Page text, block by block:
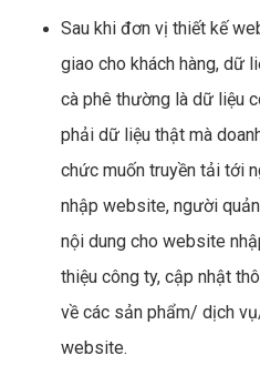
Sau khi đơn vị thiết kế
giao cho khách hàng, dữ
cà phê thường là dữ liệu
phải dữ liệu thật mà
chức muốn truyền tải tới
nhập website, người
nội dung cho website
thiệu công ty, cập nhật
về các sản phẩm/ dịch
website.